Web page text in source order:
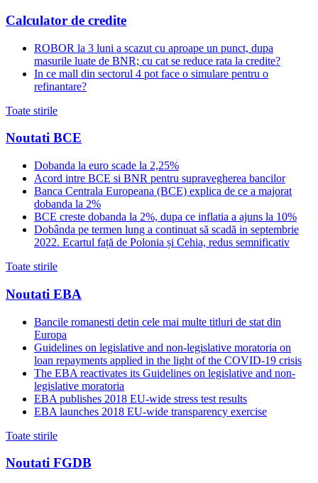
Calculator de credite
ROBOR la 3 luni a scazut cu aproape un punct, dupa
masurile luate de BNR; cu cat se reduce rata la credite?
In ce mall din sectorul 4 pot face o simulare pentru o
refinantare?
Toate stirile
Noutati BCE
Dobanda la euro scade la 2,25%
Acord intre BCE si BNR pentru supravegherea bancilor
Banca Centrala Europeana (BCE) explica de ce a majorat
dobanda la 2%
BCE creste dobanda la 2%, dupa ce inflatia a ajuns la 10%
Dobânda pe termen lung a continuat să scadă in septembrie
2022. Ecartul față de Polonia și Cehia, redus semnificativ
Toate stirile
Noutati EBA
Bancile romanesti detin cele mai multe titluri de stat din
Europa
Guidelines on legislative and non-legislative moratoria on
loan repayments applied in the light of the COVID-19 crisis
The EBA reactivates its Guidelines on legislative and non-
legislative moratoria
EBA publishes 2018 EU-wide stress test results
EBA launches 2018 EU-wide transparency exercise
Toate stirile
Noutati FGDB